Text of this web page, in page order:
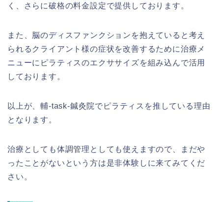
く、さらに破格の料金設定で提供しております。
また、脳のディスファンクションを抱えていると考え
られるクライアント様の症状を改善するために治療メ
ニューにピラティスのエクササイズを組み込んで活用
しております。
以上が、輔-task-鍼灸院でピラティスを推している理由
となります。
治療としても体調管理としても使えますので、まだや
ったことがないという方は是非体験しに来てみてくだ
さい。